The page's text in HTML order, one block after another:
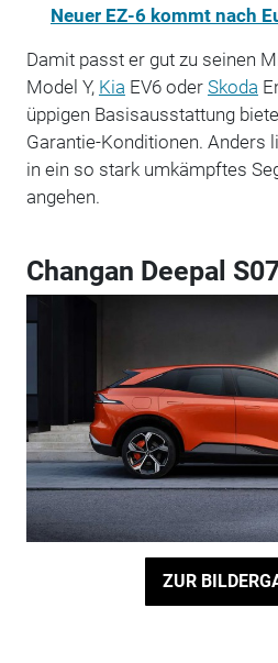
Neuer EZ-6 kommt nach
Damit passt er gut zu seinen
Model Y, Kia EV6 oder Skoda
üppigen Basisausstattung
Garantie-Konditionen. Anders
in ein so stark umkämpftes
angehen.
Changan Deepal
ZUR